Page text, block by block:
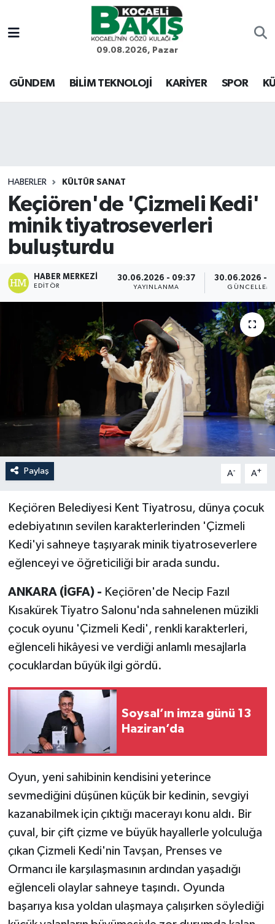
09.08.2026, Pazar
GÜNDEM BİLİM TEKNOLOJİ KARİYER SPOR
HABERLER KÜLTÜR SANAT
Keçiören'de 'Çizmeli Kedi'
minik tiyatroseverleri
buluşturdu
HABER MERKEZI
EDITÖR
30.06.2026 - 09:37
YAYINLANMA
30.06.2026 -
Paylaş A- A+
Keçiören Belediyesi Kent Tiyatrosu, dünya çocuk
edebiyatının sevilen karakterlerinden 'Çizmeli
Kedi'yi sahneye taşıyarak minik tiyatroseverlere
eğlenceyi ve öğreticiliği bir arada sundu.
ANKARA (İGFA) - Keçiören'de Necip Fazıl
Kısakürek Tiyatro Salonu'nda sahnelenen müzikli
çocuk oyunu 'Çizmeli Kedi', renkli karakterleri,
eğlenceli hikâyesi ve verdiği anlamlı mesajlarla
çocuklardan büyük ilgi gördü.
Soysal’ın imza günü 13
Haziran’da
Oyun, yeni sahibinin kendisini yeterince
sevmediğini düşünen küçük bir kedinin, sevgiyi
kazanabilmek için çıktığı macerayı konu aldı. Bir
çuval, bir çift çizme ve büyük hayallerle yolculuğa
çıkan Çizmeli Kedi'nin Tavşan, Prenses ve
Ormancı ile karşılaşmasının ardından yaşadığı
eğlenceli olaylar sahneye taşındı. Oyunda
başarıya kısa yoldan ulaşmaya çalışırken söylediği
Kocaeli Nöbetçi Eczaneler
Kocaeli Hava Durumu
Son Dakika Haberleri
Haber Arşivi